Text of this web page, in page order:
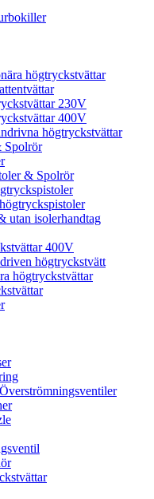
högtryckstvättar
230V
400V
högtryckstvättar
Spolrör
& Spolrör
utan isolerhandtag
400V
högtryckstvätt
högtryckstvättar